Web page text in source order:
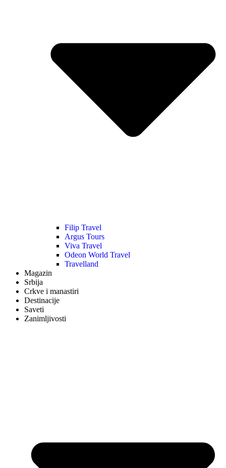
Filip Travel
Argus Tours
Viva Travel
Odeon World Travel
Travelland
Magazin
Srbija
Crkve i manastiri
Destinacije
Saveti
Zanimljivosti